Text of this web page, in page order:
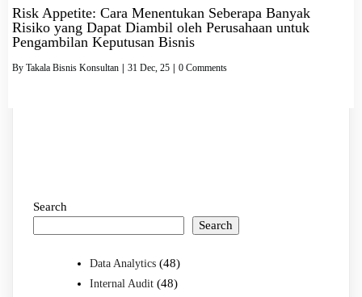
Risk Appetite: Cara Menentukan Seberapa Banyak
Risiko yang Dapat Diambil oleh Perusahaan untuk
Pengambilan Keputusan Bisnis
By Takala Bisnis Konsultan 31 Dec, 25 0 Comments
Search
Search
Data Analytics (48)
Internal Audit (48)